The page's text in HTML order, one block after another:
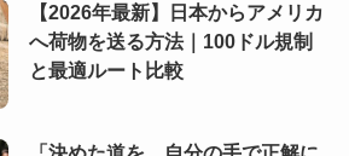
【2026年最新】日本からアメリカ
へ荷物を送る方法｜100ドル規制
と最適ルート比較